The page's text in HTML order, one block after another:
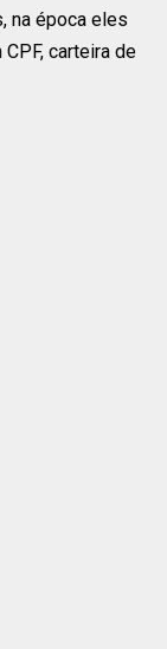
na época eles
carteira de